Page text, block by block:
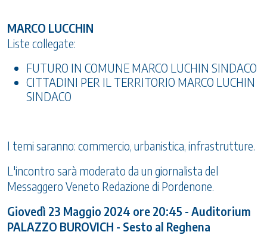
MARCO LUCCHIN
Liste collegate:
FUTURO IN COMUNE MARCO LUCHIN SINDACO
CITTADINI PER IL TERRITORIO MARCO LUCHIN
SINDACO
I temi saranno: commercio, urbanistica, infrastrutture.
L'incontro sarà moderato da un giornalista del
Messaggero Veneto Redazione di Pordenone.
Giovedì 23 Maggio 2024 ore 20:45 - Auditorium
PALAZZO BUROVICH - Sesto al Reghena